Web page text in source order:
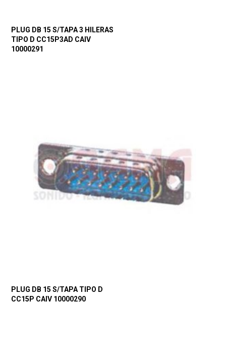
PLUG DB 15 S/TAPA 3 HILERAS
TIPO D CC15P3AD CAIV
10000291
PLUG DB 15 S/TAPA TIPO D
CC15P CAIV 10000290